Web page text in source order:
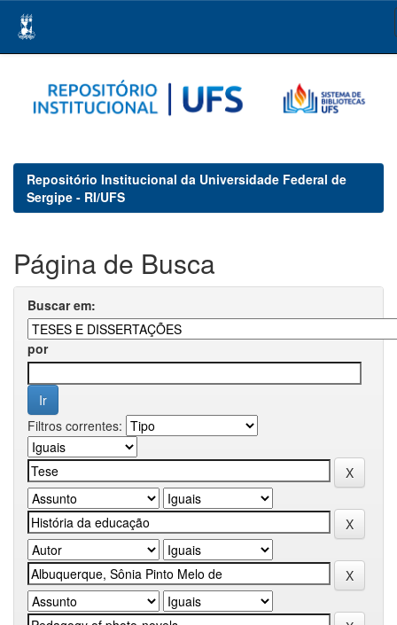
navigation
Repositório Institucional da Universidade Federal de
Sergipe - RI/UFS
Página de Busca
Buscar em:
por
Filtros correntes: